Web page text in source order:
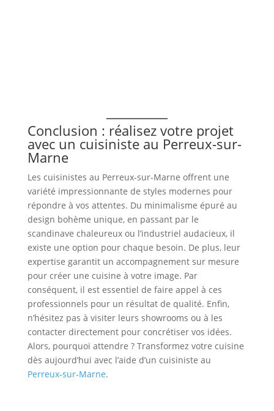
Conclusion : réalisez votre projet
avec un cuisiniste au Perreux-sur-
Marne
Les cuisinistes au Perreux-sur-Marne offrent une
variété impressionnante de styles modernes pour
répondre à vos attentes. Du minimalisme épuré au
design bohème unique, en passant par le
scandinave chaleureux ou l’industriel audacieux, il
existe une option pour chaque besoin. De plus, leur
expertise garantit un accompagnement sur mesure
pour créer une cuisine à votre image. Par
conséquent, il est essentiel de faire appel à ces
professionnels pour un résultat de qualité. Enfin,
n’hésitez pas à visiter leurs showrooms ou à les
contacter directement pour concrétiser vos idées.
Alors, pourquoi attendre ? Transformez votre cuisine
dès aujourd’hui avec l’aide d’un cuisiniste au
Perreux-sur-Marne.